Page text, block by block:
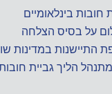
חובות בינלאומיים
על בסיס הצלחה
התיישנות במדינות
הליך גביית